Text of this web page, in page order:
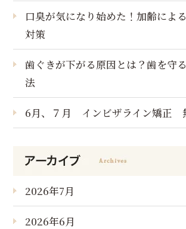
口臭が気になり始めた！加齢によ
対策
歯ぐきが下がる原因とは？歯を守
法
6月、７月 インビザライン矯正
2026年7月
2026年6月